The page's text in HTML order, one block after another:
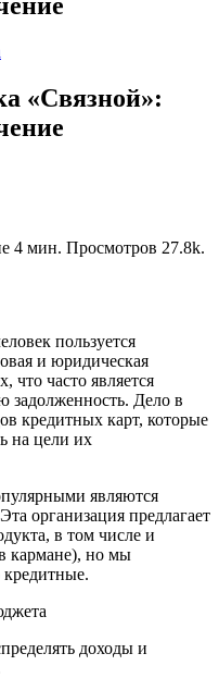
«Связной»:
4 мин. Просмотров 27.8k.
пользуется
и юридическая
что часто является
задолженность. Дело в
кредитных карт, которые
на цели их
являются
организация предлагает
в том числе и
кармане), но мы
кредитные.
доходы и